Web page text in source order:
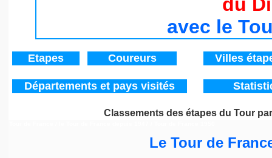
avec le
Etapes Coureurs Villes
Départements et pays visités
Classements des étapes du Tour
Le Tour de